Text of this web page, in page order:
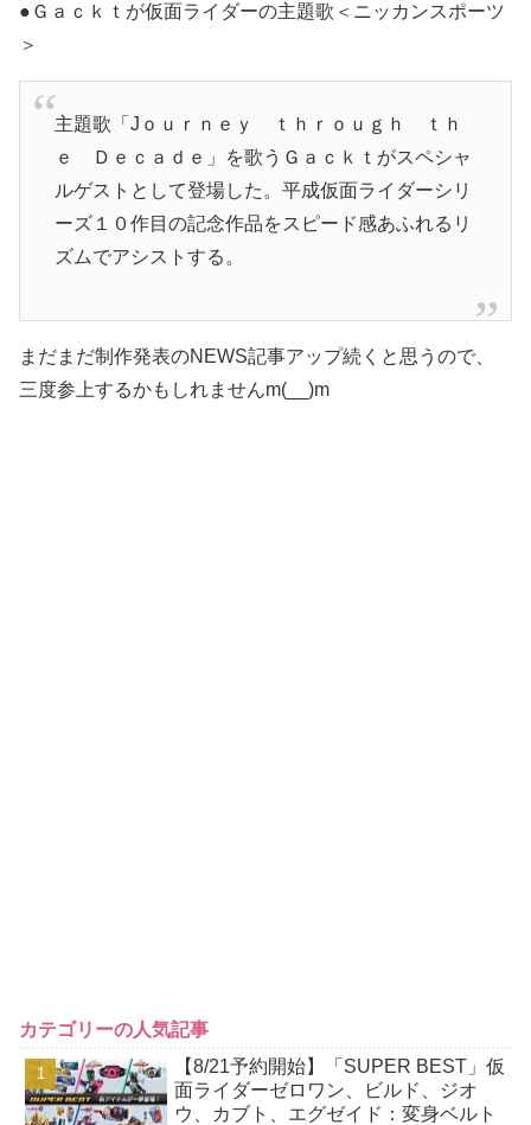
●Ｇａｃｋｔが仮面ライダーの主題歌＜ニッカンスポーツ
＞
主題歌「Jｏｕｒｎｅｙ ｔｈｒｏｕｇｈ ｔｈ
ｅ Ｄｅｃａｄｅ」を歌うＧａｃｋｔがスペシャ
ルゲストとして登場した。平成仮面ライダーシリ
ーズ１０作目の記念作品をスピード感あふれるリ
ズムでアシストする。
まだまだ制作発表のNEWS記事アップ続くと思うので、
三度参上するかもしれませんm(__)m
カテゴリーの人気記事
【8/21予約開始】「SUPER BEST」仮
面ライダーゼロワン、ビルド、ジオ
ウ、カブト、エグゼイド：変身ベルト